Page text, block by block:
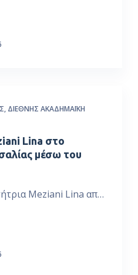
, ΔΙΕΘΝΉΣ ΑΚΑΔΗΜΑΪΚΉ
Lina στο
μέσω του
Meziani Lina απ…